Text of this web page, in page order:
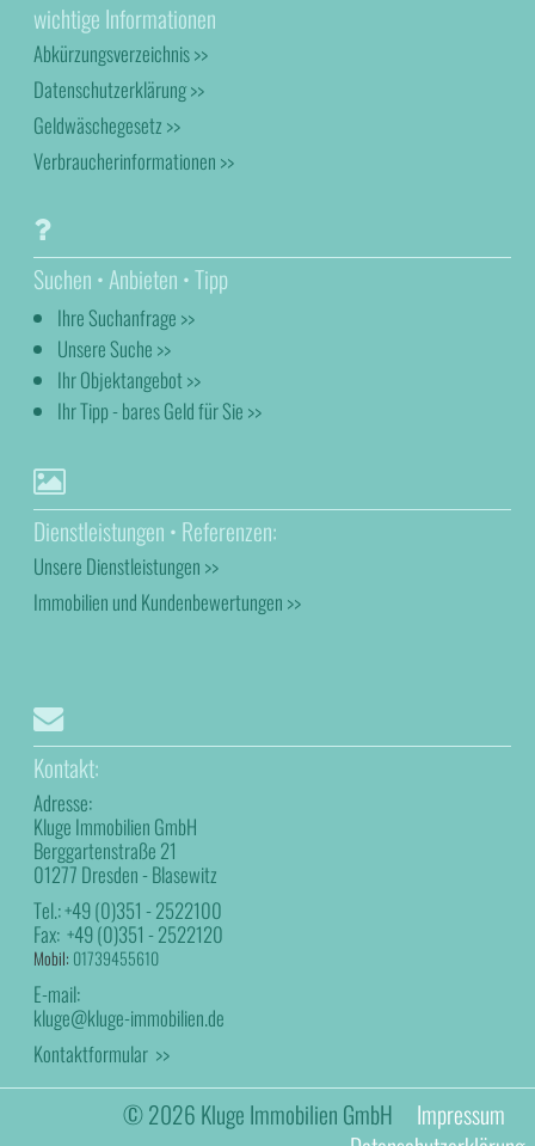
wichtige Informationen
Abkürzungsverzeichnis >>
Datenschutzerklärung >>
Geldwäschegesetz >>
Verbraucherinformationen >>
Suchen • Anbieten • Tipp
Ihre Suchanfrage >>
Unsere Suche >>
Ihr Objektangebot >>
Ihr Tipp - bares Geld für Sie >>
Dienstleistungen • Referenzen:
Unsere Dienstleistungen >>
Immobilien und Kundenbewertungen >>
Kontakt:
Adresse:
Kluge Immobilien GmbH
Berggartenstraße 21
01277 Dresden - Blasewitz
Tel.:+49 (0)351 - 2522100
Fax:+49 (0)351 - 2522120
Mobil: 01739455610
E-mail:
kluge@kluge-immobilien.de
Kontaktformular >>
© 2026 Kluge Immobilien GmbH Impressum